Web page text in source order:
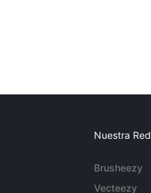
Nuestra Red
Brusheezy
Vecteezy